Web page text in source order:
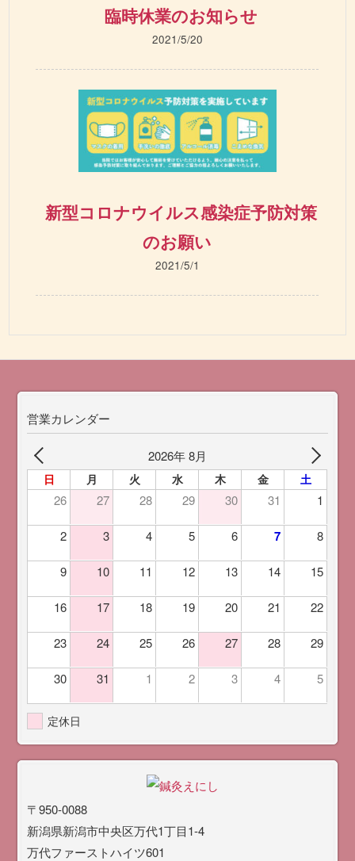
臨時休業のお知らせ
2021/5/20
新型コロナウイルス感染症予防対策
のお願い
2021/5/1
営業カレンダー
2026年 8月
日 月 火 水 木 金 土
26 27 28 29 30 31 1
2 3 4 5 6 7 8
9 10 11 12 13 14 15
16 17 18 19 20 21 22
23 24 25 26 27 28 29
30 31 1 2 3 4 5
定休日
〒950-0088
新潟県新潟市中央区万代1丁目1-4
万代ファーストハイツ601